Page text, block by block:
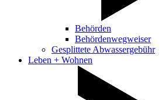
Behörden
Behördenwegweiser
Gesplittete Abwassergebühr
Leben + Wohnen